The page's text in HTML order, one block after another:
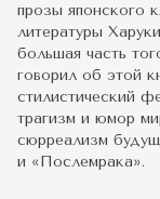
прозы японского
литературы
большая часть
говорил об этой
стилистический
трагизм и юмор
сюрреализм
и «Послемрака».